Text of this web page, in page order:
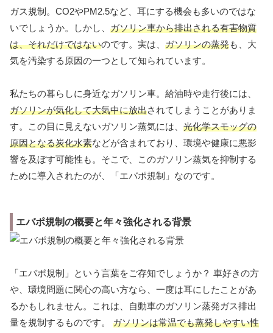
ガス規制。CO2やPM2.5など、耳にする機会も多いのではな
いでしょうか。しかし、 ガソリン車から排出される有害物質
は、それだけではないのです。実は、 ガソリンの蒸発も、大
気を汚染する原因の一つとして知られています。
私たちの暮らしに身近なガソリン車。給油時や走行後には、
ガソリンが気化して大気中に放出されてしまうことがありま
す。この目に見えないガソリン蒸気には、 光化学スモッグの
原因となる炭化水素などが含まれており、環境や健康に悪影
響を及ぼす可能性も。そこで、このガソリン蒸気を抑制する
ために導入されたのが、「エバポ規制」なのです。
エバポ規制の概要と年々強化される背景
「エバポ規制」という言葉をご存知でしょうか？ 車好きの方
や、環境問題に関心の高い方なら、一度は耳にしたことがあ
るかもしれません。これは、自動車のガソリン蒸発ガス排出
量を規制するものです。 ガソリンは常温でも蒸発しやすい性